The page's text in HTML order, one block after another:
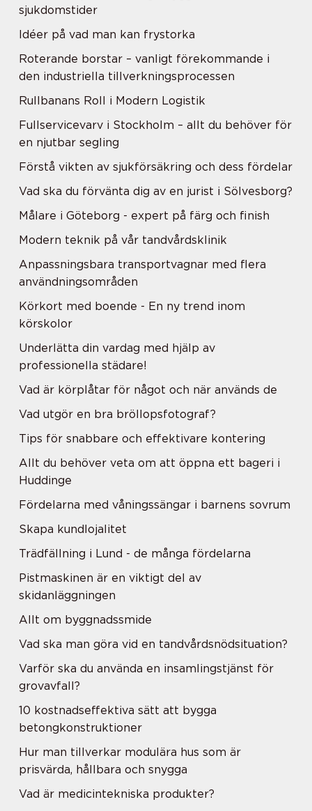
sjukdomstider
Idéer på vad man kan frystorka
Roterande borstar – vanligt förekommande i
den industriella tillverkningsprocessen
Rullbanans Roll i Modern Logistik
Fullservicevarv i Stockholm – allt du behöver för
en njutbar segling
Förstå vikten av sjukförsäkring och dess fördelar
Vad ska du förvänta dig av en jurist i Sölvesborg?
Målare i Göteborg - expert på färg och finish
Modern teknik på vår tandvårdsklinik
Anpassningsbara transportvagnar med flera
användningsområden
Körkort med boende - En ny trend inom
körskolor
Underlätta din vardag med hjälp av
professionella städare!
Vad är körplåtar för något och när används de
Vad utgör en bra bröllopsfotograf?
Tips för snabbare och effektivare kontering
Allt du behöver veta om att öppna ett bageri i
Huddinge
Fördelarna med våningssängar i barnens sovrum
Skapa kundlojalitet
Trädfällning i Lund - de många fördelarna
Pistmaskinen är en viktigt del av
skidanläggningen
Allt om byggnadssmide
Vad ska man göra vid en tandvårdsnödsituation?
Varför ska du använda en insamlingstjänst för
grovavfall?
10 kostnadseffektiva sätt att bygga
betongkonstruktioner
Hur man tillverkar modulära hus som är
prisvärda, hållbara och snygga
Vad är medicintekniska produkter?